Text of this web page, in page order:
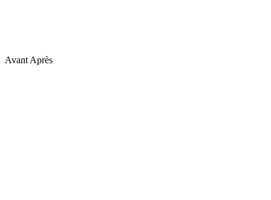
Avant Après